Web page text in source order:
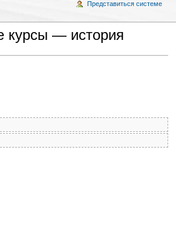
курсы — история
Представиться системе